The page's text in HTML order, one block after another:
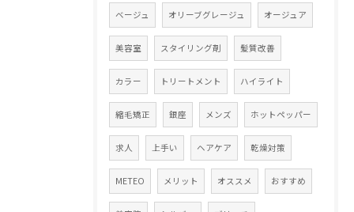
ベージュ オリーブグレージュ オージュア
美容室 スタイリング剤 髪質改善
カラー トリートメント ハイライト
縮毛矯正 銀座 メンズ ホットペッパー
求人 上手い ヘアケア 乾燥対策
METEO メリット オススメ おすすめ